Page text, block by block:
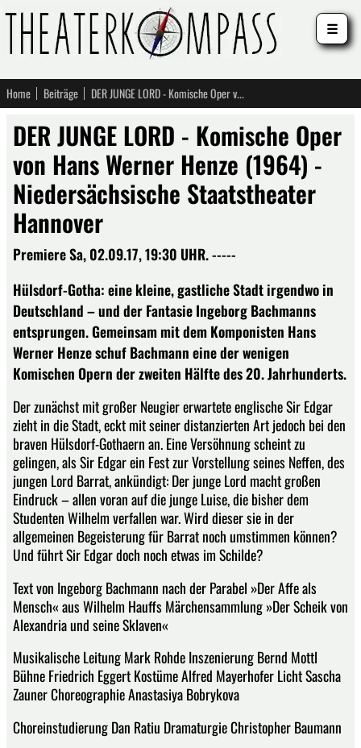
Home Beiträge DER JUNGE LORD - Komische Oper von Hans Werner Henze (1964) - Niedersächsische Staatstheater Hannover
DER JUNGE LORD - Komische Oper
von Hans Werner Henze (1964) -
Niedersächsische Staatstheater
Hannover
Premiere Sa, 02.09.17, 19:30 UHR. -----
Hülsdorf-Gotha: eine kleine, gastliche Stadt irgendwo in
Deutschland – und der Fantasie Ingeborg Bachmanns
entsprungen. Gemeinsam mit dem Komponisten Hans
Werner Henze schuf Bachmann eine der wenigen
Komischen Opern der zweiten Hälfte des 20. Jahrhunderts.
Der zunächst mit großer Neugier erwartete englische Sir Edgar
zieht in die Stadt, eckt mit seiner distanzierten Art jedoch bei den
braven Hülsdorf-Gothaern an. Eine Versöhnung scheint zu
gelingen, als Sir Edgar ein Fest zur Vorstellung seines Neffen, des
jungen Lord Barrat, ankündigt: Der junge Lord macht großen
Eindruck – allen voran auf die junge Luise, die bisher dem
Studenten Wilhelm verfallen war. Wird dieser sie in der
allgemeinen Begeisterung für Barrat noch umstimmen können?
Und führt Sir Edgar doch noch etwas im Schilde?
Text von Ingeborg Bachmann nach der Parabel »Der Affe als
Mensch« aus Wilhelm Hauffs Märchensammlung »Der Scheik von
Alexandria und seine Sklaven«
Musikalische Leitung Mark Rohde Inszenierung Bernd Mottl
Bühne Friedrich Eggert Kostüme Alfred Mayerhofer Licht Sascha
Zauner Choreographie Anastasiya Bobrykova
Choreinstudierung Dan Ratiu Dramaturgie Christopher Baumann
☰